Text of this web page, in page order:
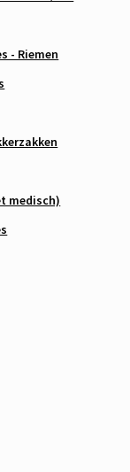
- Riemen
medisch)